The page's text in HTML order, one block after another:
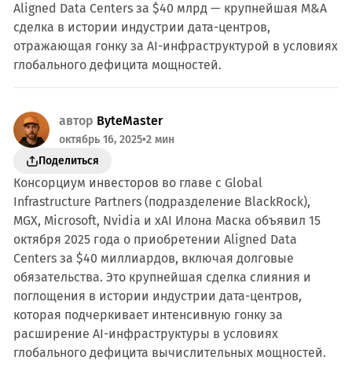
Aligned Data Centers за $40 млрд — крупнейшая M&A
сделка в истории индустрии дата-центров,
отражающая гонку за AI-инфраструктурой в условиях
глобального дефицита мощностей.
автор ByteMaster
октябрь 16, 2025•2 мин
Поделиться
Консорциум инвесторов во главе с Global
Infrastructure Partners (подразделение BlackRock),
MGX, Microsoft, Nvidia и xAI Илона Маска объявил 15
октября 2025 года о приобретении Aligned Data
Centers за $40 миллиардов, включая долговые
обязательства. Это крупнейшая сделка слияния и
поглощения в истории индустрии дата-центров,
которая подчеркивает интенсивную гонку за
расширение AI-инфраструктуры в условиях
глобального дефицита вычислительных мощностей.